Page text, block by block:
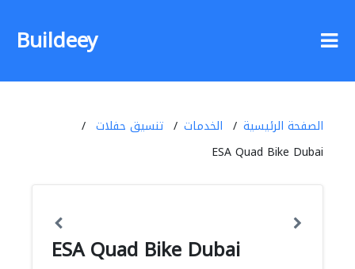
Buildeey
الصفحة الرئيسية الخدمات
تنسيق حفلات
ESA Quad Bike Dubai
ESA Quad Bike Dubai